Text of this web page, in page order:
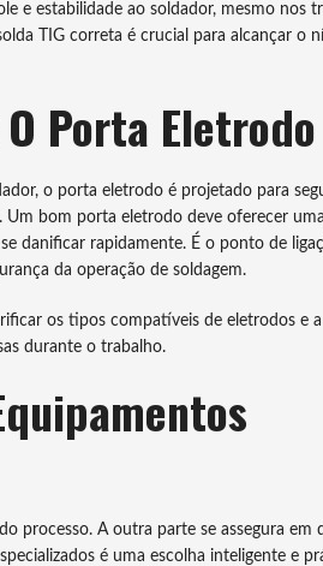
e estabilidade ao soldador, mesmo nos
TIG correta é crucial para alcançar o
Porta Eletrodo
o porta eletrodo é projetado para
bom porta eletrodo deve oferecer
danificar rapidamente. É o ponto de
da operação de soldagem.
os tipos compatíveis de eletrodos e
durante o trabalho.
processo. A outra parte se assegura em
é uma escolha inteligente e